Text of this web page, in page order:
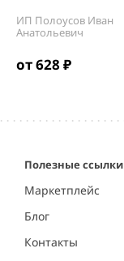
от 628 ₽
ИП Полоусов Иван
Анатольевич
5
Полезные ссылки
Маркетплейс
Блог
Контакты